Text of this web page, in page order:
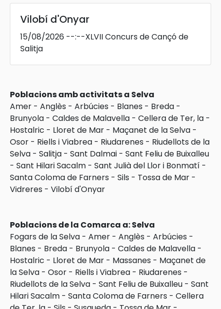
Vilobí d'Onyar
15/08/2026 --:--XLVII Concurs de Cançó de
Salitja
Poblacions amb activitats a Selva
Amer - Anglès - Arbúcies - Blanes - Breda -
Brunyola - Caldes de Malavella - Cellera de Ter, la -
Hostalric - Lloret de Mar - Maçanet de la Selva -
Osor - Riells i Viabrea - Riudarenes - Riudellots de la
Selva - Salitja - Sant Dalmai - Sant Feliu de Buixalleu
- Sant Hilari Sacalm - Sant Julià del Llor i Bonmatí -
Santa Coloma de Farners - Sils - Tossa de Mar -
Vidreres - Vilobí d'Onyar
Poblacions de la Comarca a: Selva
Fogars de la Selva - Amer - Anglès - Arbúcies -
Blanes - Breda - Brunyola - Caldes de Malavella -
Hostalric - Lloret de Mar - Massanes - Maçanet de
la Selva - Osor - Riells i Viabrea - Riudarenes -
Riudellots de la Selva - Sant Feliu de Buixalleu - Sant
Hilari Sacalm - Santa Coloma de Farners - Cellera